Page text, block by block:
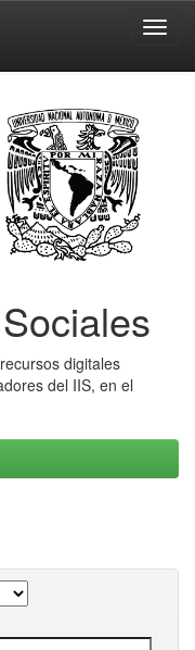
digitales
del IIS, en el